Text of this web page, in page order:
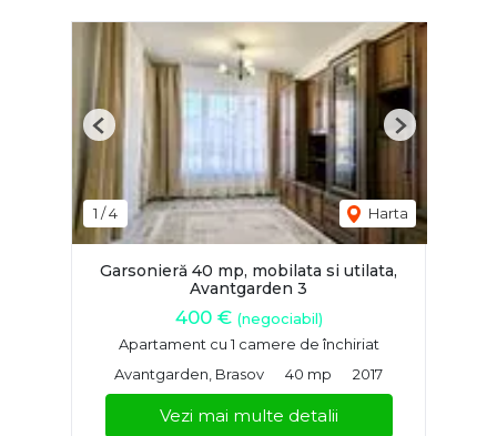
1 /4 Harta
Previous Next
Garsonieră 40 mp, mobilata si utilata,
Avantgarden 3
400 € (negociabil)
Apartament cu 1 camere de închiriat
Avantgarden, Brasov
40 mp 2017
Vezi mai multe detalii